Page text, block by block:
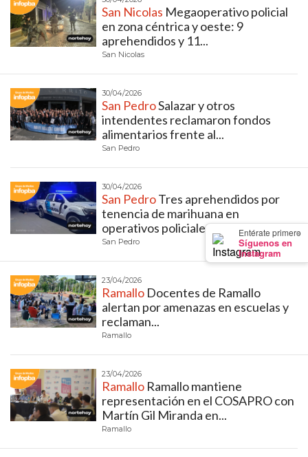
×
Entérate primero
Síguenos en
Instagram
AYUDA
TÉRMINOS
Y
POLÍTICAS
DE
PRIVACIDAD
MAPA
DIARIO
TAPA
DEL
REPORTERO
DIARIO
DEPORTIVO
MEDIOS
INFOPBA
PUBLICITÁ
San Nicolas Megaoperativo policial
en zona céntrica y oeste: 9
aprehendidos y 11...
San Nicolas
30/04/2026
San PedroSalazar y otros
intendentes reclamaron fondos
alimentarios frente al...
San Pedro
30/04/2026
San PedroTres aprehendidos por
tenencia de marihuana en
operativos policiales en...
San Pedro
23/04/2026
Ramallo Docentes de Ramallo
alertan por amenazas en escuelas y
reclaman...
Ramallo
23/04/2026
Ramallo Ramallo mantiene
representación en el COSAPRO con
Martín Gil Miranda en...
Ramallo